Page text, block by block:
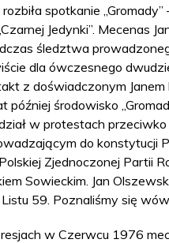
spotkanie „Gromady”
Jedynki”. Mecenas
śledztwa
dla ówczesnego
z doświadczonym Janem
później środowisko
w protestach przeciwko
do konstytucji
Zjednoczonej Partii
Sowieckim. Jan
59. Poznaliśmy się
w Czerwcu 1976